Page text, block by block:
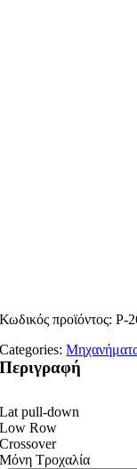
Κωδικός προϊόντος:P-
Categories:
Περιγραφή
Lat pull-down
Low Row
Crossover
Μόνη Τροχαλία